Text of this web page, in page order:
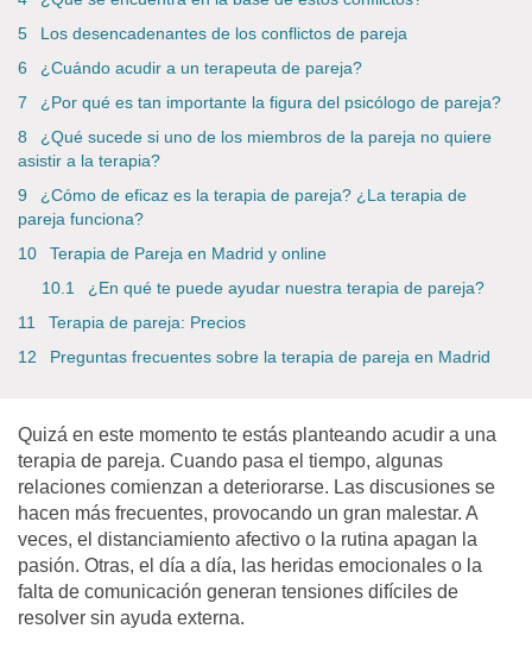
Los desencadenantes de los conflictos de pareja
¿Cuándo acudir a un terapeuta de pareja?
¿Por qué es tan importante la figura del psicólogo de pareja?
¿Qué sucede si uno de los miembros de la pareja no quiere
asistir a la terapia?
¿Cómo de eficaz es la terapia de pareja? ¿La terapia de
pareja funciona?
Terapia de Pareja en Madrid y online
¿En qué te puede ayudar nuestra terapia de pareja?
Terapia de pareja: Precios
Preguntas frecuentes sobre la terapia de pareja en Madrid
Quizá en este momento te estás planteando acudir a una
terapia de pareja. Cuando pasa el tiempo, algunas
relaciones comienzan a deteriorarse. Las discusiones se
hacen más frecuentes, provocando un gran malestar. A
veces, el distanciamiento afectivo o la rutina apagan la
pasión. Otras, el día a día, las heridas emocionales o la
falta de comunicación generan tensiones difíciles de
resolver sin ayuda externa.